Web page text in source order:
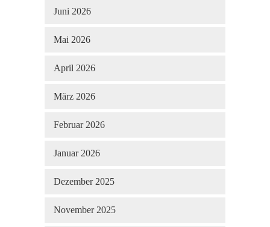
Juni 2026
Mai 2026
April 2026
März 2026
Februar 2026
Januar 2026
Dezember 2025
November 2025